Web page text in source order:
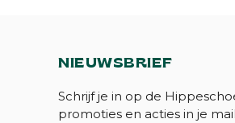
NIEUWSBRIEF
Schrijf je in op de
promoties en acties in je